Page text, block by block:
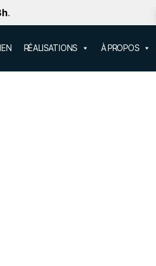
.
RÉALISATIONS À PROPOS